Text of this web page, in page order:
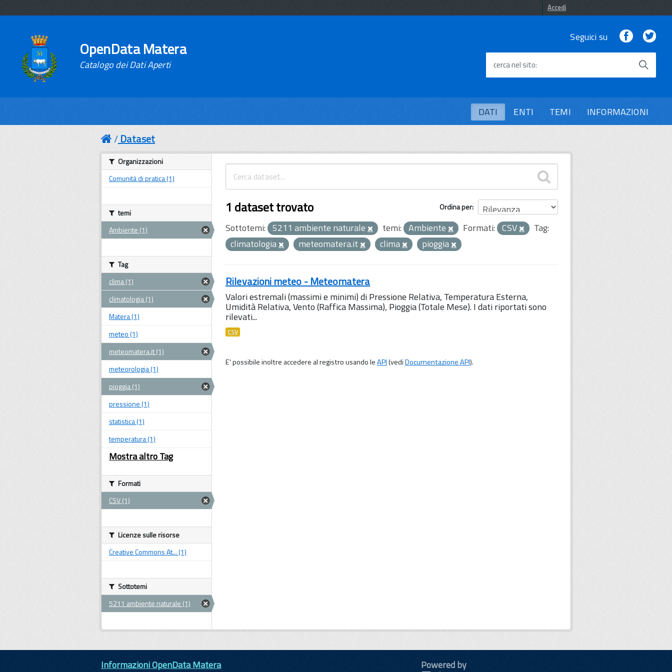
Accedi
OpenData Matera
Catalogo dei Dati Aperti
Seguici su Facebook
cerca nel sito
DATI ENTI TEMI INFORMAZIONI
Dataset
Ordina per
1 dataset trovato
Sottotemi: 5211 ambiente naturale temi: Ambiente Formati: CSV
Tag:
climatologia
meteomatera.it clima pioggia
Rilevazioni meteo - Meteomatera
Valori estremali (massimi e minimi) di Pressione Relativa, Temperatura Esterna,
Umidità Relativa, Vento (Raffica Massima), Pioggia (Totale Mese). I dati riportati sono
rilevati...
CSV
E' possibile inoltre accedere al registro usando leAPI(vediDocumentazione API).
Organizzazioni
Comunità di pratica (1)
temi
Ambiente (1)
Tag
clima (1)
climatologia (1)
Matera (1)
meteo (1)
meteomatera.it (1)
meteorologia (1)
pioggia (1)
pressione (1)
statistica (1)
temperatura (1)
Mostra altro Tag
Formati
CSV (1)
Licenze sulle risorse
Creative Commons At... (1)
Sottotemi
5211 ambiente naturale (1)
Informazioni OpenData Matera
Powered by